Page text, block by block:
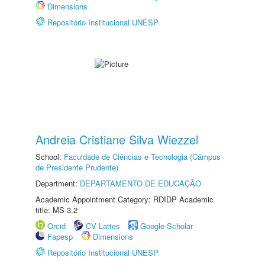
Dimensions
Repositório Institucional UNESP
Andreia Cristiane Silva Wiezzel
School: Faculdade de Ciências e Tecnologia (Câmpus
de Presidente Prudente)
Department: DEPARTAMENTO DE EDUCAÇÃO
Academic Appointment Category: RDIDP Academic
title: MS-3.2
Orcid
CV Lattes
Google Scholar
Fapesp
Dimensions
Repositório Institucional UNESP